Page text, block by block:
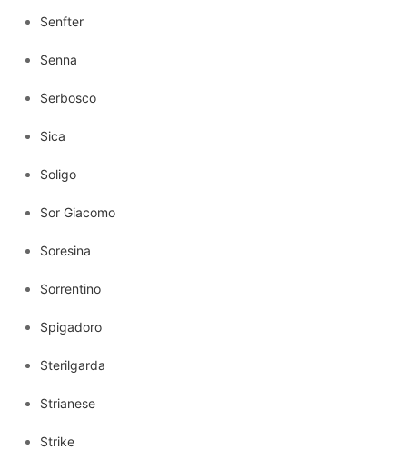
Senfter
Senna
Serbosco
Sica
Soligo
Sor Giacomo
Soresina
Sorrentino
Spigadoro
Sterilgarda
Strianese
Strike